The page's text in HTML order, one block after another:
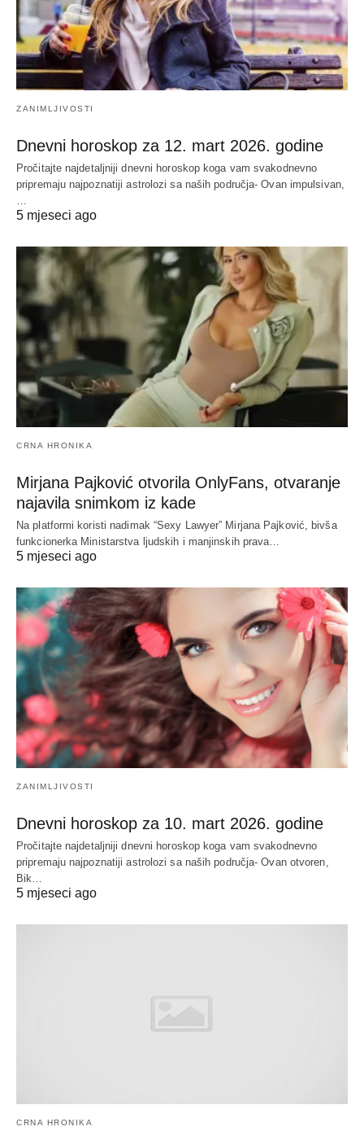
ZANIMLJIVOSTI
Dnevni horoskop za 12. mart 2026. godine
Pročitajte najdetaljniji dnevni horoskop koga vam svakodnevno
pripremaju najpoznatiji astrolozi sa naših područja- Ovan impulsivan,
…
5 mjeseci ago
CRNA HRONIKA
Mirjana Pajković otvorila OnlyFans, otvaranje
najavila snimkom iz kade
Na platformi koristi nadimak “Sexy Lawyer” Mirjana Pajković, bivša
funkcionerka Ministarstva ljudskih i manjinskih prava…
5 mjeseci ago
ZANIMLJIVOSTI
Dnevni horoskop za 10. mart 2026. godine
Pročitajte najdetaljniji dnevni horoskop koga vam svakodnevno
pripremaju najpoznatiji astrolozi sa naših područja- Ovan otvoren,
Bik…
5 mjeseci ago
CRNA HRONIKA